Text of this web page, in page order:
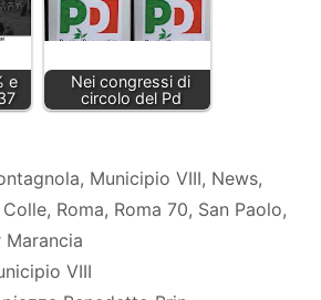
e
Nei congressi di
circolo del Pd
, Municipio VIII, News,
, Roma, Roma 70, San Paolo,
Marancia
VIII